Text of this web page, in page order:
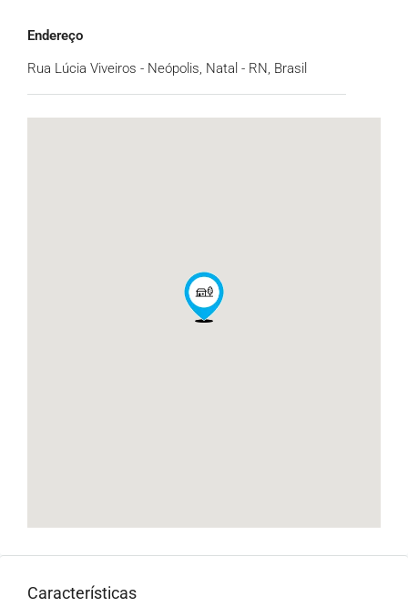
Endereço
Rua Lúcia Viveiros - Neópolis, Natal - RN, Brasil
Características